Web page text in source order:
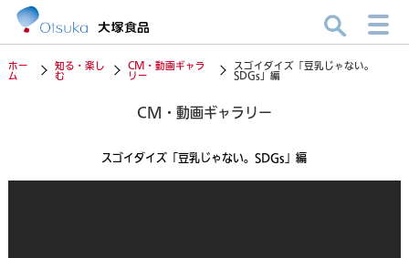
ホー
ム
知る・楽し
む
CM・動画ギャラ
リー
スゴイダイズ「豆乳じゃない。
SDGs」編
CM・動画ギャラリー
スゴイダイズ「豆乳じゃない。SDGs」編